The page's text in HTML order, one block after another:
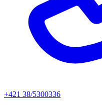
+421 38/5300336